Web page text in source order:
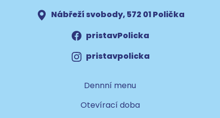
Nábřeží svobody, 572 01 Polička
pristavPolicka
pristavpolicka
Dennní menu
Otevírací doba